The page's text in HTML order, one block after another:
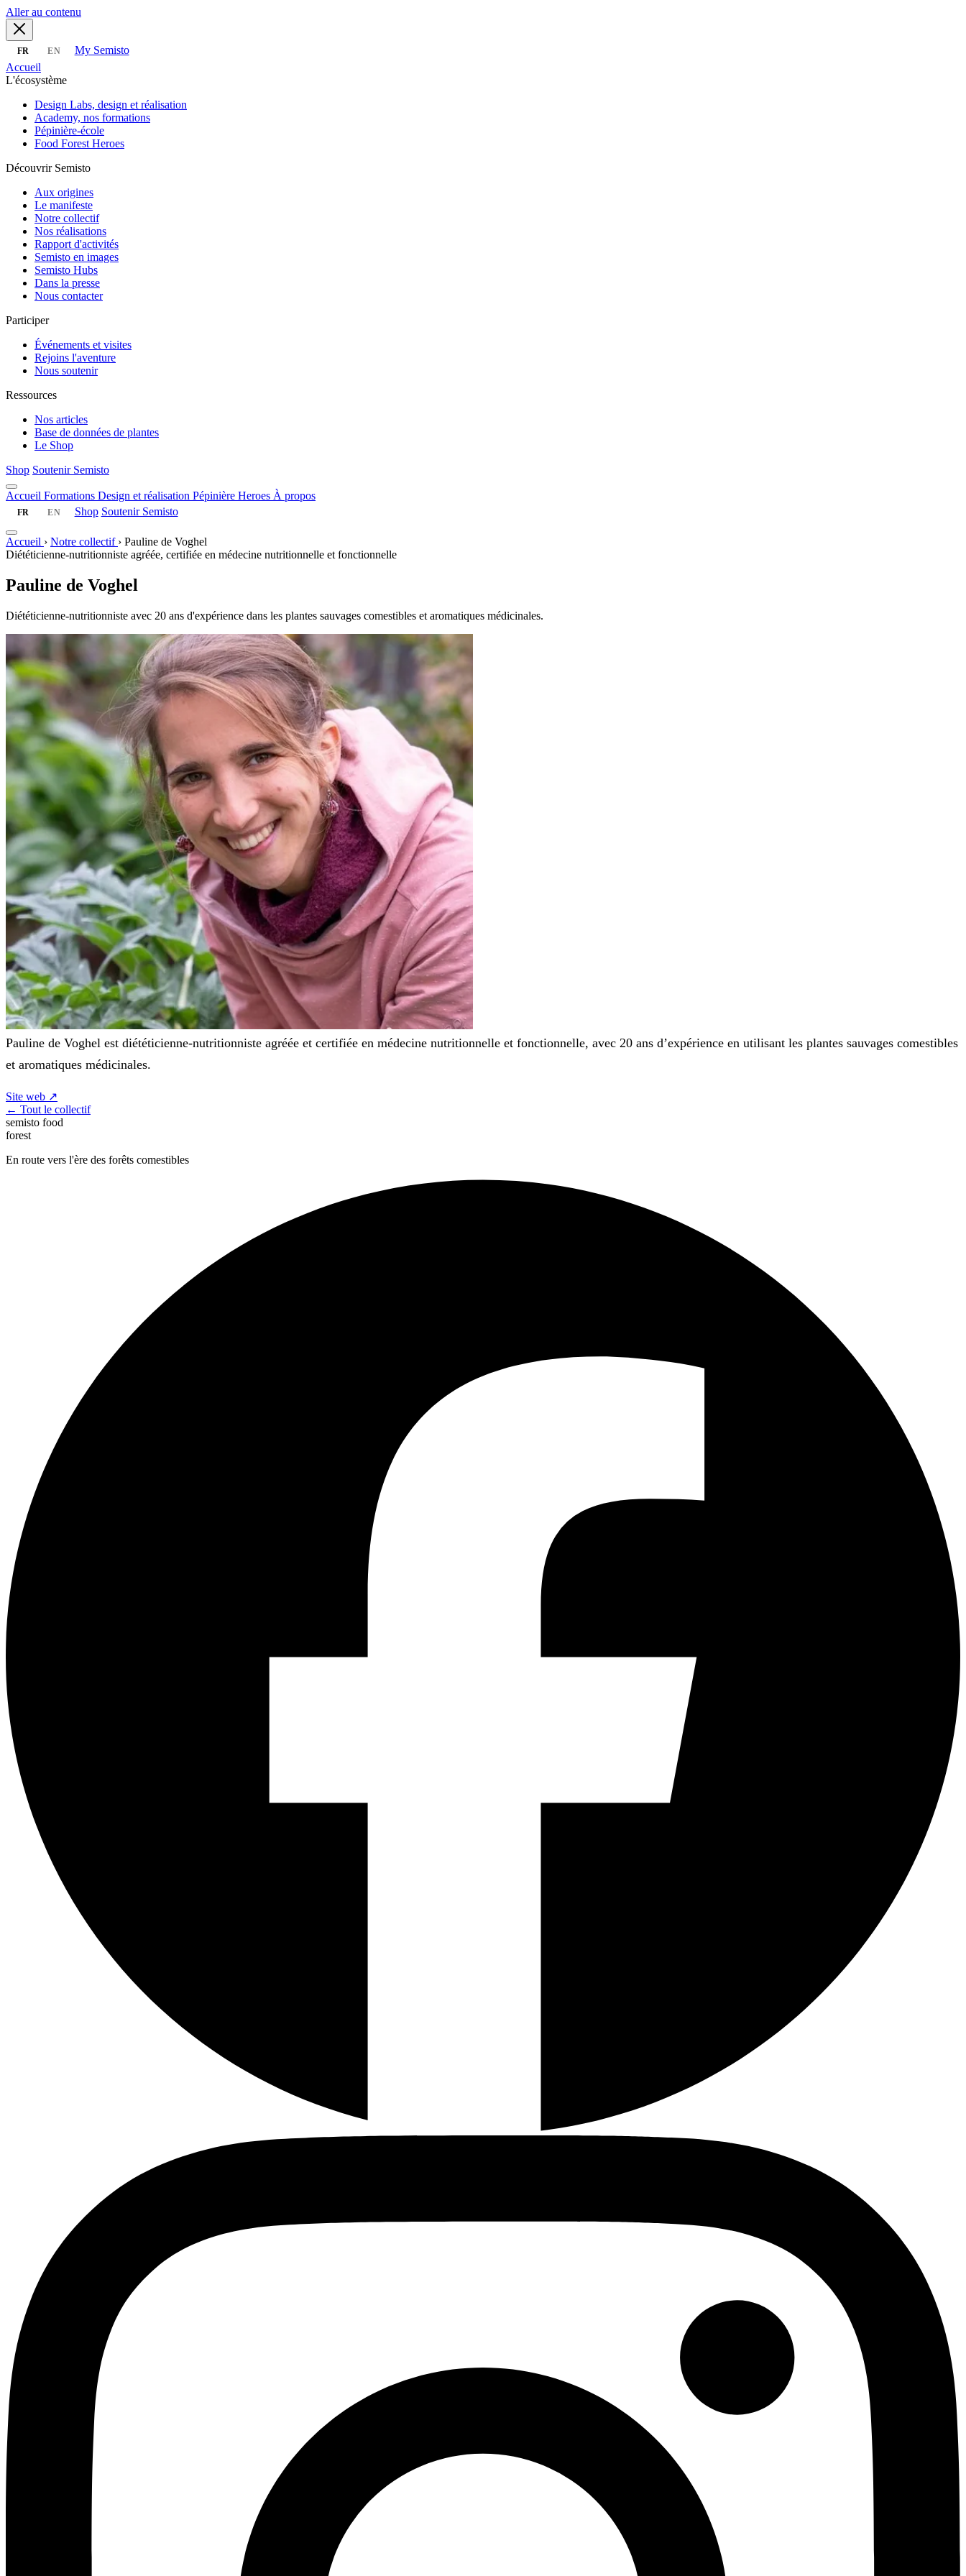
Aller au contenu
FR EN
My Semisto
Accueil
L'écosystème
Design Labs, design et réalisation
Academy, nos formations
Pépinière-école
Food Forest Heroes
Découvrir Semisto
Aux origines
Le manifeste
Notre collectif
Nos réalisations
Rapport d'activités
Semisto en images
Semisto Hubs
Dans la presse
Nous contacter
Participer
Événements et visites
Rejoins l'aventure
Nous soutenir
Ressources
Nos articles
Base de données de plantes
Le Shop
Shop Soutenir Semisto
Accueil Formations Design et réalisation Pépinière Heroes À propos
FR EN Shop Soutenir Semisto
Accueil › Notre collectif › Pauline de Voghel
Diététicienne-nutritionniste agréée, certifiée en médecine nutritionnelle et fonctionnelle
Pauline de Voghel
Diététicienne-nutritionniste avec 20 ans d'expérience dans les plantes sauvages comestibles et aromatiques médicinales.
Pauline de Voghel est diététicienne-nutritionniste agréée et certifiée en médecine nutritionnelle et fonctionnelle, avec 20 ans d’expérience en utilisant les plantes sauvages comestibles
et aromatiques médicinales.
Site web ↗
← Tout le collectif
semisto food
forest
En route vers l'ère des forêts comestibles